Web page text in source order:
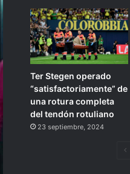
Ter Stegen operado
“satisfactoriamente” de
una rotura completa
del tendón rotuliano
23 septiembre, 2024